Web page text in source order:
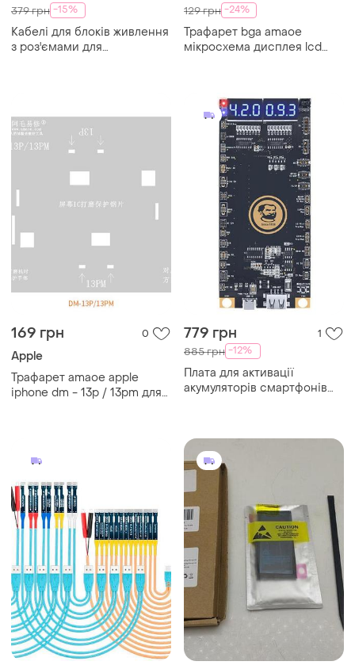
379 грн -15%
Кабелі для блоків живлення
з роз'ємами для
129 грн -24%
Трафарет bga amaoe
мікросхема дисплея lcd
169 грн 0
Apple
Трафарет amaoe apple
iphone dm - 13p / 13pm для
779 грн 1
885 грн -12%
Плата для активації
акумуляторів смартфонів